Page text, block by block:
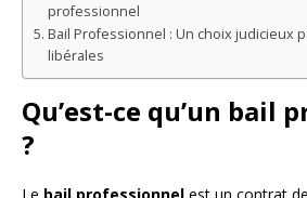
professionnel
Bail Professionnel : Un choix judicieux
libérales
Qu’est-ce qu’un bail
?
Le bail professionnel est un contrat